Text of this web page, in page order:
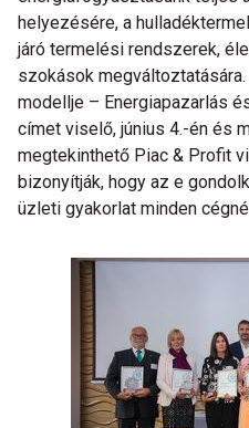
helyezésére, a
járó termelési rendszerek,
szokások
modellje – Energiapazarlás
címet viselő, június 4.-én és
megtekinthető Piac & Profit
bizonyítják, hogy az e
üzleti gyakorlat minden